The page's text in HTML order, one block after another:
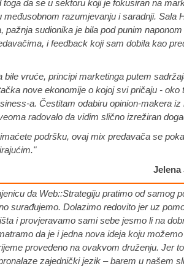
toga da se u sektoru koji je fokusiran na
međusobnom razumjevanju i saradnji. Sala
pažnja sudionika je bila pod punim
i feedback koji sam dobila kao
bile vruće, principi marketinga putem
nove ekonomije o kojoj svi pričaju - oko
a. Čestitam odabiru opinion-makera iz
radovalo da vidim slično izrežiran
podršku, ovaj mix predavača se
Jelena
da Web::Strategiju pratimo od samog
surađujemo. Dolazimo redovito jer uz
i provjeravamo sami sebe jesmo li na
da je i jedna nova ideja koju
provedeno na ovakvom druženju. Jer
zajednički jezik – barem u našem